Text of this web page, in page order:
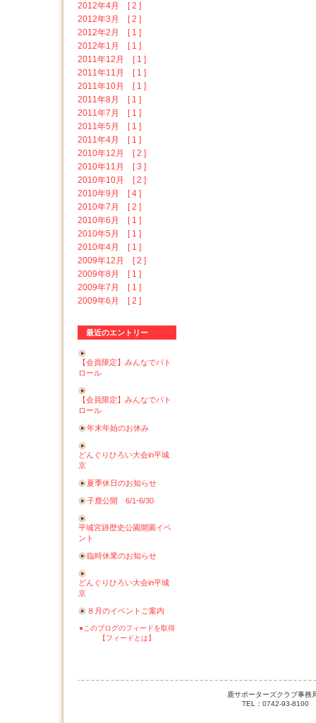
2012年4月 [ 2 ]
2012年3月 [ 2 ]
2012年2月 [ 1 ]
2012年1月 [ 1 ]
2011年12月 [ 1 ]
2011年11月 [ 1 ]
2011年10月 [ 1 ]
2011年8月 [ 1 ]
2011年7月 [ 1 ]
2011年5月 [ 1 ]
2011年4月 [ 1 ]
2010年12月 [ 2 ]
2010年11月 [ 3 ]
2010年10月 [ 2 ]
2010年9月 [ 4 ]
2010年7月 [ 2 ]
2010年6月 [ 1 ]
2010年5月 [ 1 ]
2010年4月 [ 1 ]
2009年12月 [ 2 ]
2009年8月 [ 1 ]
2009年7月 [ 1 ]
2009年6月 [ 2 ]
最近のエントリー
【会員限定】みんなでパト
ロール
【会員限定】みんなでパト
ロール
年末年始のお休み
どんぐりひろい大会in平城
京
夏季休日のお知らせ
子鹿公開 6/1-6/30
平城宮跡歴史公園開園イベ
ント
臨時休業のお知らせ
どんぐりひろい大会in平城
京
８月のイベントご案内
●このブログのフィードを取得
【フィードとは】
鹿サポーターズクラブ事
TEL：0742-93-